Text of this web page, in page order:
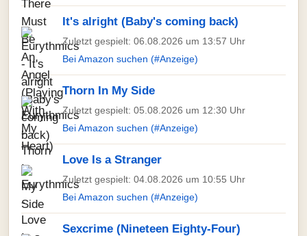
It's alright (Baby's coming back)
Zuletzt gespielt: 06.08.2026 um 13:57 Uhr
Bei Amazon suchen (#Anzeige)
Thorn In My Side
Zuletzt gespielt: 05.08.2026 um 12:30 Uhr
Bei Amazon suchen (#Anzeige)
Love Is a Stranger
Zuletzt gespielt: 04.08.2026 um 10:55 Uhr
Bei Amazon suchen (#Anzeige)
Sexcrime (Nineteen Eighty-Four)